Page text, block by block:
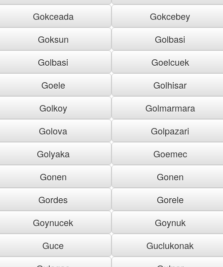
Gokceada
Gokcebey
Goksun
Golbasi
Golbasi
Goelcuek
Goele
Golhisar
Golkoy
Golmarmara
Golova
Golpazari
Golyaka
Goemec
Gonen
Gonen
Gordes
Gorele
Goynucek
Goynuk
Guce
Guclukonak